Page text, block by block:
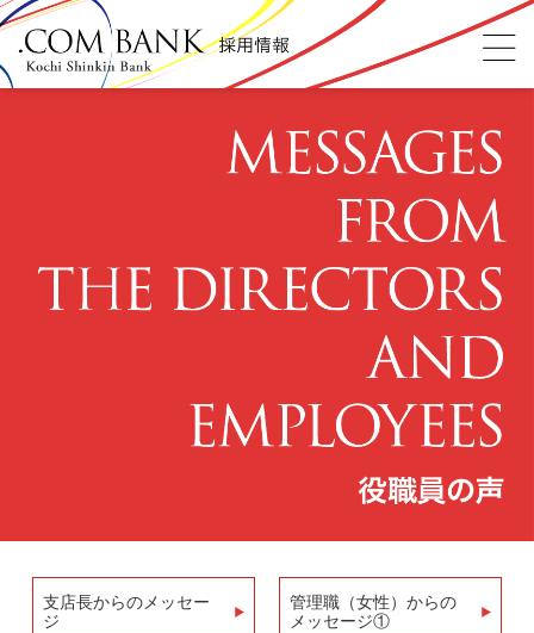
支店長からのメッセー
ジ
管理職（女性）からの
メッセージ①